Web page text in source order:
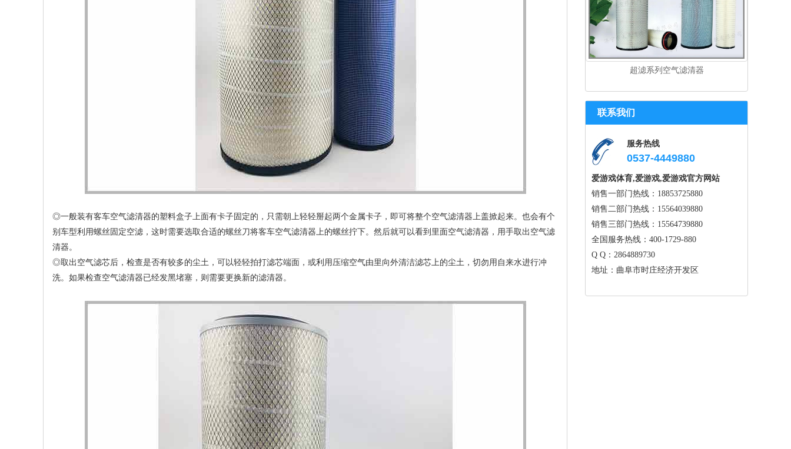
◎一般装有客车空气滤清器的塑料盒子上面有卡子固定的，只需朝上轻轻掰起两个金属卡子，即可将整个空气滤清器上盖掀起来。也会有个
别车型利用螺丝固定空滤，这时需要选取合适的螺丝刀将客车空气滤清器上的螺丝拧下。然后就可以看到里面空气滤清器，用手取出空气滤
清器。
◎取出空气滤芯后，检查是否有较多的尘土，可以轻轻拍打滤芯端面，或利用压缩空气由里向外清洁滤芯上的尘土，切勿用自来水进行冲
洗。如果检查空气滤清器已经发黑堵塞，则需要更换新的滤清器。
超滤系列空气滤清器
联系我们
服务热线
0537-4449880
爱游戏体育,爱游戏,爱游戏官方网站
销售一部门热线：18853725880
销售二部门热线：15564039880
销售三部门热线：15564739880
全国服务热线：400-1729-880
Q Q：2864889730
地址：曲阜市时庄经济开发区